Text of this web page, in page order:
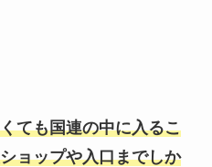
ても国連の中に入るこ
ョップや入口までしか